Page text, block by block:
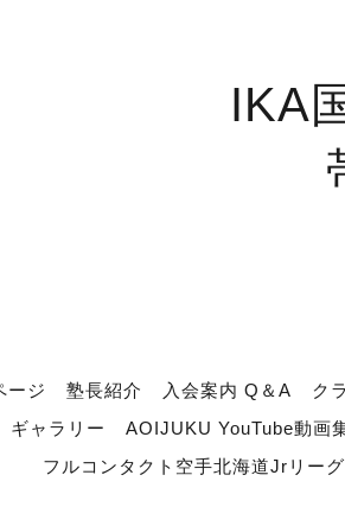
IKA
ージ 塾長紹介 入会案内 Q＆A ク
ギャラリー
AOIJUKU YouTube動画
フルコンタクト空手北海道Jrリーグ